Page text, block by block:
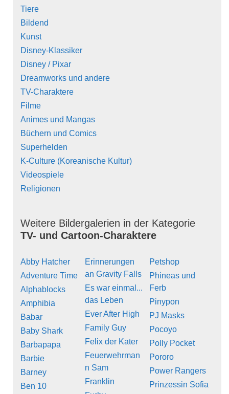
Tiere
Bildend
Kunst
Disney-Klassiker
Disney / Pixar
Dreamworks und andere
TV-Charaktere
Filme
Animes und Mangas
Büchern und Comics
Superhelden
K-Culture (Koreanische Kultur)
Videospiele
Religionen
Weitere Bildergalerien in der Kategorie
TV- und Cartoon-Charaktere
Abby Hatcher
Adventure Time
Alphablocks
Amphibia
Babar
Baby Shark
Barbapapa
Barbie
Barney
Ben 10
Erinnerungen
an Gravity Falls
Es war einmal...
das Leben
Ever After High
Family Guy
Felix der Kater
Feuerwehrman
n Sam
Franklin
Petshop
Phineas und
Ferb
Pinypon
PJ Masks
Pocoyo
Polly Pocket
Pororo
Power Rangers
Prinzessin Sofia